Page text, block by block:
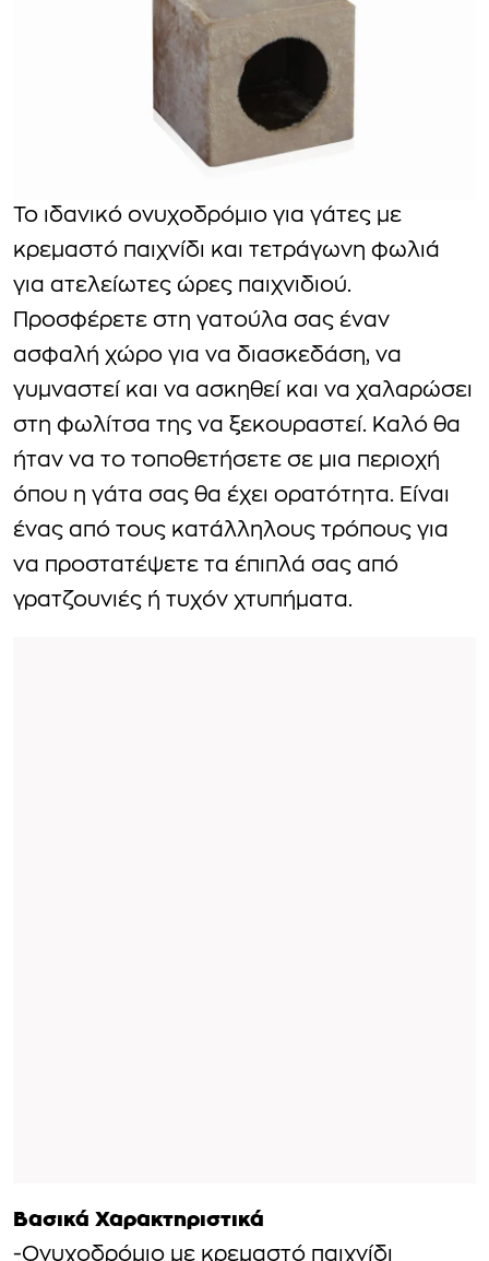
Το ιδανικό ονυχοδρόμιο για γάτες με
κρεμαστό παιχνίδι και τετράγωνη φωλιά
για ατελείωτες ώρες παιχνιδιού.
Προσφέρετε στη γατούλα σας έναν
ασφαλή χώρο για να διασκεδάση, να
γυμναστεί και να ασκηθεί και να χαλαρώσει
στη φωλίτσα της να ξεκουραστεί. Καλό θα
ήταν να το τοποθετήσετε σε μια περιοχή
όπου η γάτα σας θα έχει ορατότητα. Είναι
ένας από τους κατάλληλους τρόπους για
να προστατέψετε τα έπιπλά σας από
γρατζουνιές ή τυχόν χτυπήματα.
Βασικά Χαρακτηριστικά
-Ονυχοδρόμιο με κρεμαστό παιχνίδι